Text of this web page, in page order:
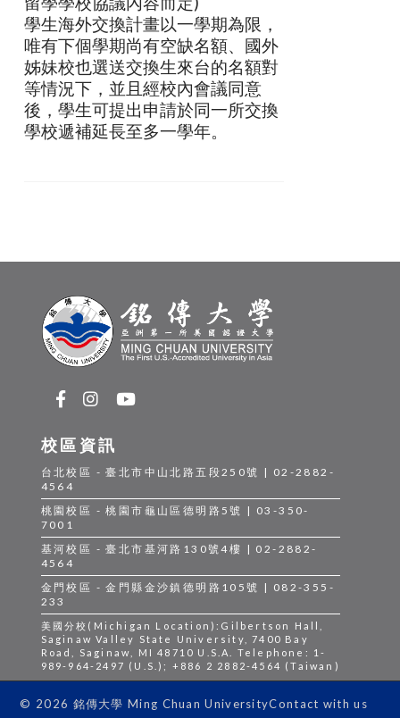
學生海外交換計畫以一學期為限，
唯有下個學期尚有空缺名額、國外
姊妹校也選送交換生來台的名額對
等情況下，並且經校內會議同意
後，學生可提出申請於同一所交換
學校遞補延長至多一學年。
校區資訊
台北校區 - 臺北市中山北路五段250號 | 02-2882-
4564
桃園校區 - 桃園市龜山區德明路5號 | 03-350-
7001
基河校區 - 臺北市基河路130號4樓 | 02-2882-
4564
金門校區 - 金門縣金沙鎮德明路105號 | 082-355-
233
美國分校(Michigan Location):Gilbertson Hall,
Saginaw Valley State University, 7400 Bay
Road, Saginaw, MI 48710 U.S.A. Telephone: 1-
989-964-2497 (U.S.); +886 2 2882-4564 (Taiwan)
© 2026 銘傳大學 Ming Chuan UniversityContact with us